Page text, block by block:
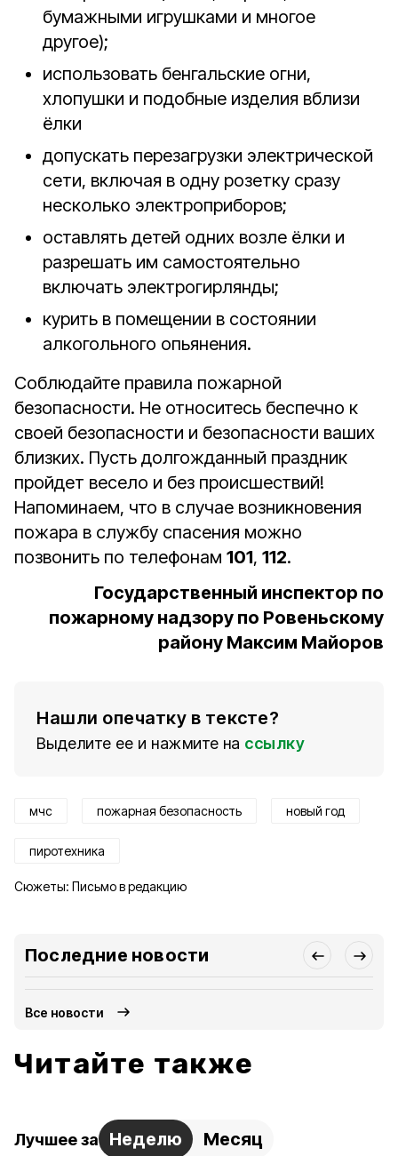
бумажными игрушками и многое
другое);
использовать бенгальские огни,
хлопушки и подобные изделия вблизи
ёлки
допускать перезагрузки электрической
сети, включая в одну розетку сразу
несколько электроприборов;
оставлять детей одних возле ёлки и
разрешать им самостоятельно
включать электрогирлянды;
курить в помещении в состоянии
алкогольного опьянения.
Соблюдайте правила пожарной
безопасности. Не относитесь беспечно к
своей безопасности и безопасности ваших
близких. Пусть долгожданный праздник
пройдет весело и без происшествий!
Напоминаем, что в случае возникновения
пожара в службу спасения можно
позвонить по телефонам 101, 112.
Государственный инспектор по
пожарному надзору по Ровеньскому
району Максим Майоров
Нашли опечатку в тексте?
Выделите ее и нажмите на ссылку
мчс пожарная безопасность новый год
пиротехника
Сюжеты: Письмо в редакцию
Последние новости
Все новости
Читайте также
Лучшее за Неделю Месяц